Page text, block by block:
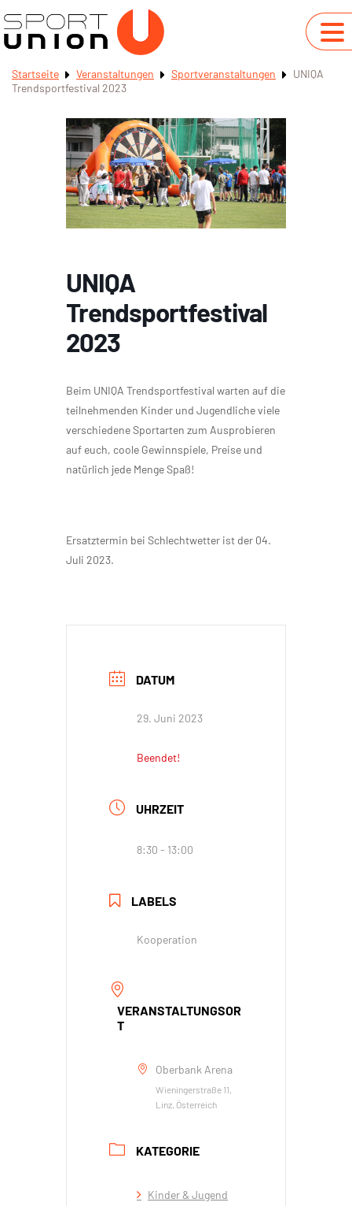
Startseite Veranstaltungen Sportveranstaltungen
UNIQA
Trendsportfestival 2023
UNIQA
Trendsportfestival
2023
Beim UNIQA Trendsportfestival warten auf die
teilnehmenden Kinder und Jugendliche viele
verschiedene Sportarten zum Ausprobieren
auf euch, coole Gewinnspiele, Preise und
natürlich jede Menge Spaß!
Ersatztermin bei Schlechtwetter ist der 04.
Juli 2023.
DATUM
29. Juni 2023
Beendet!
UHRZEIT
8:30 - 13:00
LABELS
Kooperation
VERANSTALTUNGSOR
T
Oberbank Arena
Wieningerstraße 11,
Linz, Österreich
KATEGORIE
Kinder & Jugend